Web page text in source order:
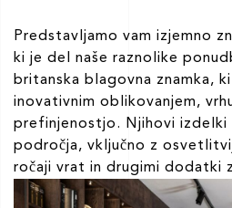
Predstavljamo vam izjemno
ki je del naše raznolike
britanska blagovna znamka,
inovativnim oblikovanjem,
prefinjenostjo. Njihovi izdelki
področja, vključno z
ročaji vrat in drugimi dodatki